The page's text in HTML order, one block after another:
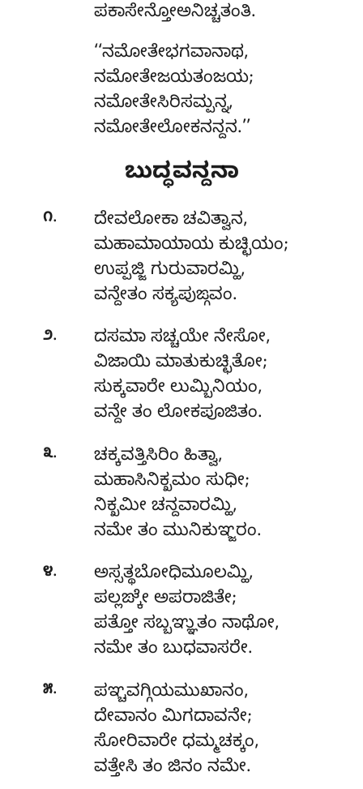
ಪಕಾಸೇನ್ತೋಅನಿಚ್ಚತಂತಿ.
‘‘ನಮೋತೇಭಗವಾನಾಥ,
ನಮೋತೇಜಯತಂಜಯ;
ನಮೋತೇಸಿರಿಸಮ್ಪನ್ನ,
ನಮೋತೇಲೋಕನನ್ದನ.’’
ಬುದ್ಧವನ್ದನಾ
೧. ದೇವಲೋಕಾ ಚವಿತ್ವಾನ,
ಮಹಾಮಾಯಾಯ ಕುಚ್ಛಿಯಂ;
ಉಪ್ಪಜ್ಜಿ ಗುರುವಾರಮ್ಹಿ,
ವನ್ದೇತಂ ಸಕ್ಯಪುಙ್ಗವಂ.
೨. ದಸಮಾ ಸಚ್ಚಯೇ ನೇಸೋ,
ವಿಜಾಯಿ ಮಾತುಕುಚ್ಛಿತೋ;
ಸುಕ್ಕವಾರೇ ಲುಮ್ಬಿನಿಯಂ,
ವನ್ದೇ ತಂ ಲೋಕಪೂಜಿತಂ.
೩.
ಚಕ್ಕವತ್ತಿಸಿರಿಂ ಹಿತ್ವಾ,
ಮಹಾಸಿನಿಕ್ಖಮಂ ಸುಧೀ;
ನಿಕ್ಖಮೀ ಚನ್ದವಾರಮ್ಹಿ,
ನಮೇ ತಂ ಮುನಿಕುಞ್ಜರಂ.
೪. ಅಸ್ಸತ್ಥಬೋಧಿಮೂಲಮ್ಹಿ,
ಪಲ್ಲಙ್ಕೇ ಅಪರಾಜಿತೇ;
ಪತ್ತೋ ಸಬ್ಬಞ್ಞುತಂ ನಾಥೋ,
ನಮೇ ತಂ ಬುಧವಾಸರೇ.
೫. ಪಞ್ಚವಗ್ಗಿಯಮುಖಾನಂ,
ದೇವಾನಂ ಮಿಗದಾವನೇ;
ಸೋರಿವಾರೇ ಧಮ್ಮಚಕ್ಕಂ,
ವತ್ತೇಸಿ ತಂ ಜಿನಂ ನಮೇ.